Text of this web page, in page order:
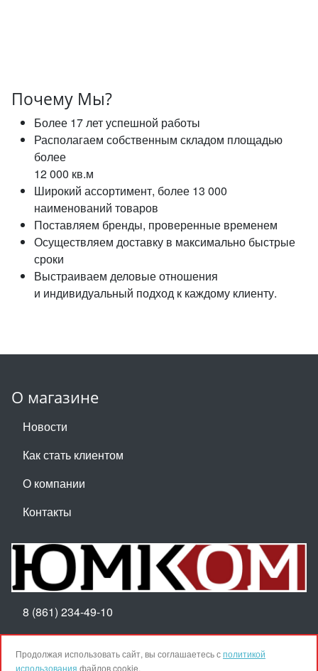
Почему Мы?
Более 17 лет успешной работы
Располагаем собственным складом площадью
более
12 000 кв.м
Широкий ассортимент, более 13 000
наименований товаров
Поставляем бренды, проверенные временем
Осуществляем доставку в максимально быстрые
сроки
Выстраиваем деловые отношения
и индивидуальный подход к каждому клиенту.
О магазине
Новости
Как стать клиентом
О компании
Контакты
8 (861) 234-49-10
Пн-Пт 8:30-17:30
Продолжая использовать сайт, вы соглашаетесь сполитикой
использования файлов cookie.